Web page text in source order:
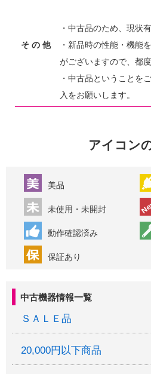
中古機器情報一覧
ＳＡＬＥ品
20,000円以下商品
そ の 他
・中古品のため、現状
・新品時の性能・機能
がございますので、都
・中古品ということを
入をお願いします。
アイコン
美品
未使用・未開封
動作確認済み
保証あり